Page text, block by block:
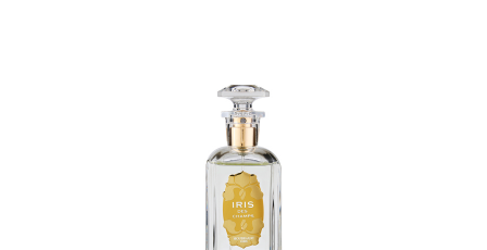
Подробнее
В корзину